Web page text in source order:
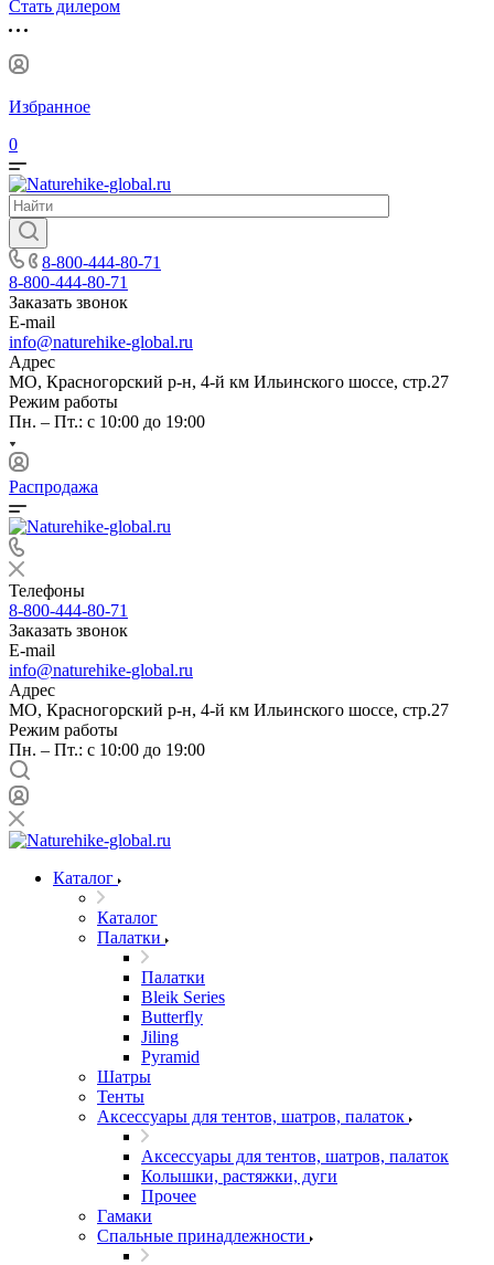
Стать дилером
Избранное
0
8-800-444-80-71
8-800-444-80-71
Заказать звонок
E-mail
info@naturehike-global.ru
Адрес
МО, Красногорский р-н, 4-й км Ильинского шоссе, стр.27
Режим работы
Пн. – Пт.: с 10:00 до 19:00
Распродажа
Телефоны
8-800-444-80-71
Заказать звонок
E-mail
info@naturehike-global.ru
Адрес
МО, Красногорский р-н, 4-й км Ильинского шоссе, стр.27
Режим работы
Пн. – Пт.: с 10:00 до 19:00
Каталог
Каталог
Палатки
Палатки
Bleik Series
Butterfly
Jiling
Pyramid
Шатры
Тенты
Аксессуары для тентов, шатров, палаток
Аксессуары для тентов, шатров, палаток
Колышки, растяжки, дуги
Прочее
Гамаки
Спальные принадлежности